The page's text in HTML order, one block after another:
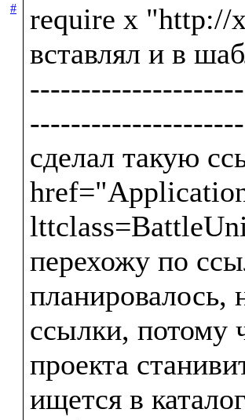
#
require x "http://
вставлял и в
сделал такую
перехожу по
планировалось,
ссылки, потому
проекта
ищется в